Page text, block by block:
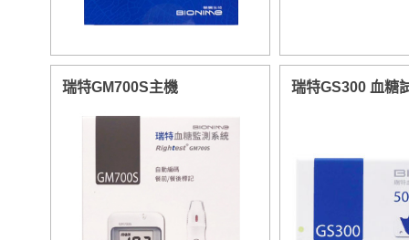
瑞特GM700S主機 瑞特GS300 血糖